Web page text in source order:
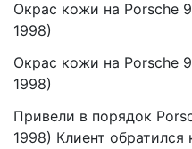
Окрас кожи на Porsche
1998)
Окрас кожи на Porsche
1998)
Привели в порядок
1998) Клиент